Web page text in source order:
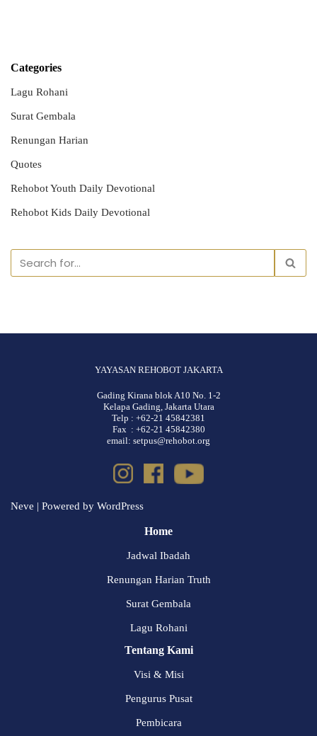
Categories
Lagu Rohani
Surat Gembala
Renungan Harian
Quotes
Rehobot Youth Daily Devotional
Rehobot Kids Daily Devotional
YAYASAN REHOBOT JAKARTA
Gading Kirana blok A10 No. 1-2
Kelapa Gading, Jakarta Utara
Telp : +62-21 45842381
Fax : +62-21 45842380
email: setpus@rehobot.org
Neve | Powered by WordPress
Home
Jadwal Ibadah
Renungan Harian Truth
Surat Gembala
Lagu Rohani
Tentang Kami
Visi & Misi
Pengurus Pusat
Pembicara